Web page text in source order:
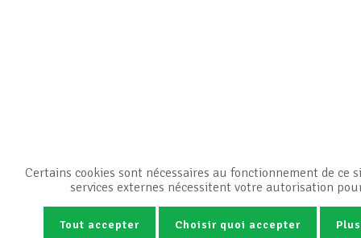
Certains cookies sont nécessaires au fonctionnement de ce
services externes nécessitent votre autorisation
Tout accepter Choisir quoi accepter